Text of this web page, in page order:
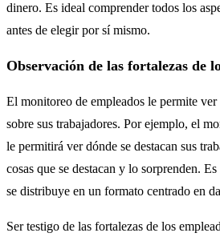
dinero. Es ideal comprender todos los
antes de elegir por sí mismo.
Observación de las fortalezas de
El monitoreo de empleados le permite ver
sobre sus trabajadores. Por ejemplo, el
le permitirá ver dónde se destacan sus
cosas que se destacan y lo sorprenden.
se distribuye en un formato centrado en
Ser testigo de las fortalezas de los